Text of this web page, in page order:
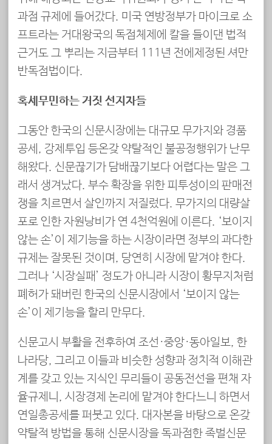
과점 규제에 들어갔다. 미국 연방정부가 마이크로 소
프트라는 거대왕국의 독점체제에 칼을 들이댄 법적
근거도 그 뿌리는 지금부터 111년 전에제정된 셔만
반독점법이다.
혹세무민하는 거짓 선지자들
그동안 한국의 신문시장에는 대규모 무가지와 경품
공세, 강제투입 등온갖 약탈적인 불공정행위가 난무
해왔다. 신문끊기가 담배끊기보다 어렵다는 말은 그
래서 생겨났다. 부수 확장을 위한 피투성이의 판매전
쟁을 치르면서 살인까지 저질렀다. 무가지의 대량살
포로 인한 자원낭비가 연 4천억원에 이른다. ‘보이지
않는 손’이 제기능을 하는 시장이라면 정부의 과다한
규제는 잘못된 것이며, 당연히 시장에 맡겨야 한다.
그러나 ‘시장실패’ 정도가 아니라 시장이 황무지처럼
폐허가 돼버린 한국의 신문시장에서 ‘보이지 않는
손’이 제기능을 할리 만무다.
신문고시 부활을 전후하여 조선·중앙·동아일보, 한
나라당, 그리고 이들과 비슷한 성향과 정치적 이해관
계를 갖고 있는 지식인 무리들이 공동전선을 편채 자
율규제니, 시장경제 논리에 맡겨야 한다느니 하면서
연일총공세를 퍼붓고 있다. 대자본을 바탕으로 온갖
약탈적 방법을 통해 신문시장을 독과점한 족벌신문